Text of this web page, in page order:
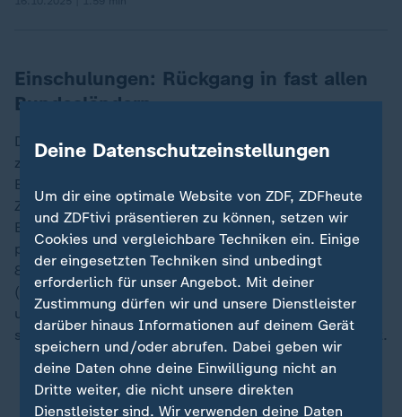
Einschulungen: Rückgang in fast allen
Bundesländern
Die Zahl der Einschulungen liegt dem Bundesamt
zufolge im aktuellen Schuljahr in fast allen
Bundesländern unter dem Vorjahresniveau - bei den
Zahlen handelt es sich teils noch um vorläufige
Ergebnisse oder geschätzte Werte. Den größten
prozentualen Rückgang gab es demnach mit minus
8,5 Prozent imSaarland, gefolgt von Sachsen-Anhalt
(minus 5,6 Prozent), Thüringen (minus 5,5 Prozent)
und Berlin (minus 4,2 Prozent). Lediglich inBremen
stieg die Zahl der Einschulungen leicht um 0,6 Prozent.
Prognose: 600.000 zusätzliche Schüler bis 2032
Deine Datenschutzeinstellungen
Um dir eine optimale Website von ZDF, ZDFheute
und ZDFtivi präsentieren zu können, setzen wir
Cookies und vergleichbare Techniken ein. Einige
der eingesetzten Techniken sind unbedingt
erforderlich für unser Angebot. Mit deiner
Zustimmung dürfen wir und unsere Dienstleister
darüber hinaus Informationen auf deinem Gerät
speichern und/oder abrufen. Dabei geben wir
deine Daten ohne deine Einwilligung nicht an
Dritte weiter, die nicht unsere direkten
Dienstleister sind. Wir verwenden deine Daten